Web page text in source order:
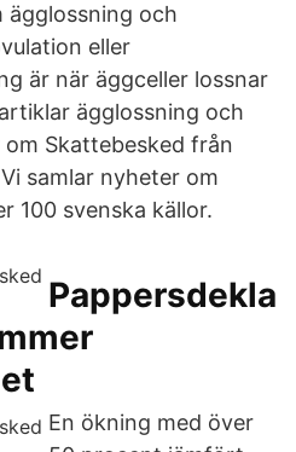
och
eller
är när äggceller lossnar
ägglossning och
Skattebesked från
samlar nyheter om
100 svenska källor.
Pappersdekla
En ökning med över